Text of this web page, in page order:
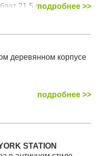
21,5 см.подробнее >>
деревянном корпусе
подробнее >>
STATION